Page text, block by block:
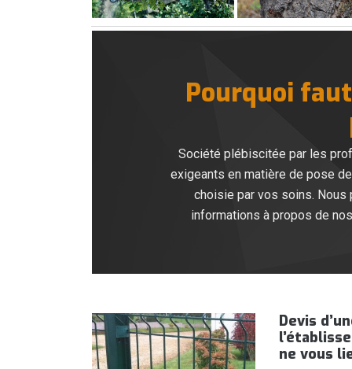
Pourquoi
Société plébiscitée par les
exigeants en matière de pose
choisie par vos soins. Nous
informations à propos de
Devis
ne vous